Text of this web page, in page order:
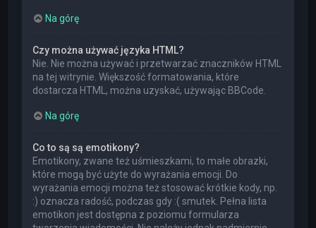
Na górę
Czy można używać języka HTML?
Nie. Nie można używać i przetwarzać znaczników HTML
na tej witrynie. Większość formatowania, które
dostarcza HTML, można uzyskać, używając BBCode.
Na górę
Co to są są emotikony?
Emotikony, zwane też uśmieszkami, to małe obrazki,
które mogą być użyte do wyrażania emocji. Do
wyrażania emocji można też stosować krótkie kody, np.
:) oznacza radość, podczas gdy :( smutek. Pełna lista
emotikon jest dostępna z poziomu formularza